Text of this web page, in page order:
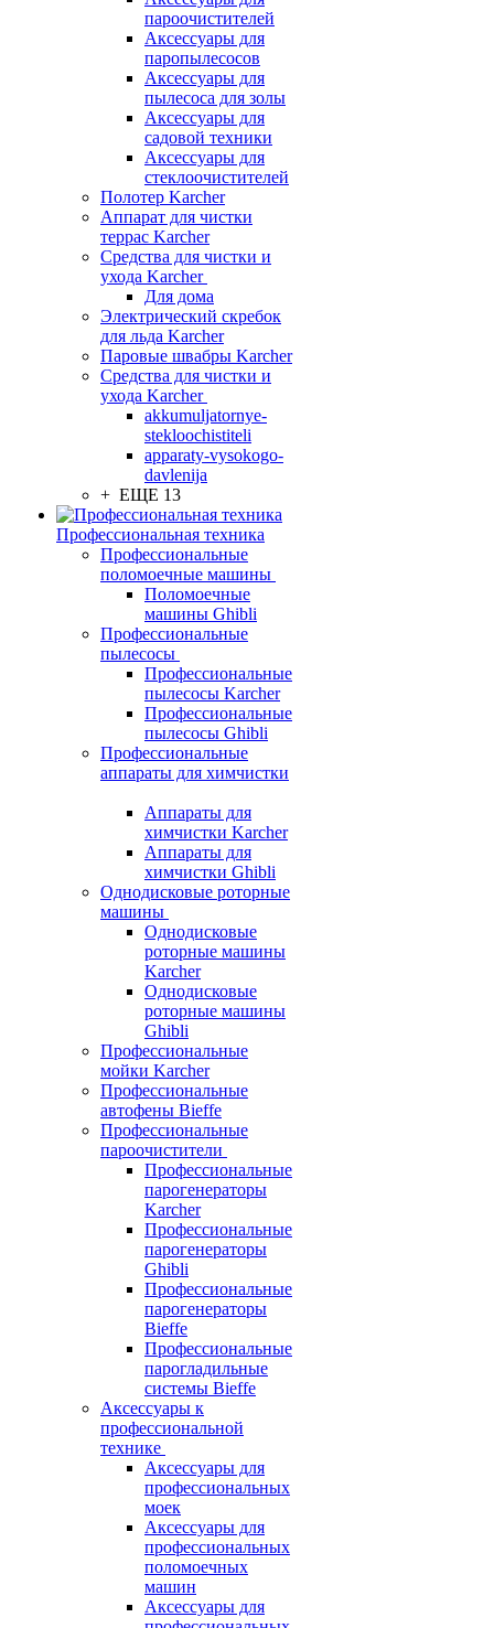
пароочистителей
Аксессуары для
паропылесосов
Аксессуары для
пылесоса для золы
Аксессуары для
садовой техники
Аксессуары для
стеклоочистителей
Полотер Karcher
Аппарат для чистки
террас Karcher
Средства для чистки и
ухода Karcher
Для дома
Электрический скребок
для льда Karcher
Паровые швабры Karcher
Средства для чистки и
ухода Karcher
akkumuljatornye-
stekloochistiteli
apparaty-vysokogo-
davlenija
+ ЕЩЕ 13
Профессиональная техника
Профессиональные
поломоечные машины
Поломоечные
машины Ghibli
Профессиональные
пылесосы
Профессиональные
пылесосы Karcher
Профессиональные
пылесосы Ghibli
Профессиональные
аппараты для химчистки
Аппараты для
химчистки Karcher
Аппараты для
химчистки Ghibli
Однодисковые роторные
машины
Однодисковые
роторные машины
Karcher
Однодисковые
роторные машины
Ghibli
Профессиональные
мойки Karcher
Профессиональные
автофены Bieffe
Профессиональные
пароочистители
Профессиональные
парогенераторы
Karcher
Профессиональные
парогенераторы
Ghibli
Профессиональные
парогенераторы
Bieffe
Профессиональные
парогладильные
системы Bieffe
Аксессуары к
профессиональной
технике
Аксессуары для
профессиональных
моек
Аксессуары для
профессиональных
поломоечных
машин
Аксессуары для